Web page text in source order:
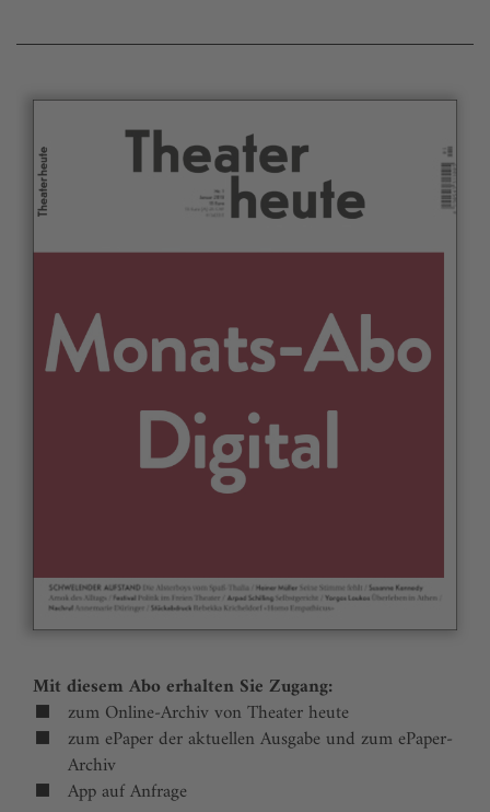
Mit diesem Abo erhalten Sie Zugang:
zum Online-Archiv von Theater heute
zum ePaper der aktuellen Ausgabe und zum ePaper-
Archiv
App auf Anfrage